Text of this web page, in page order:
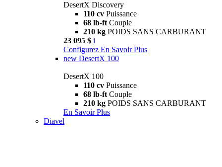
DesertX Discovery
110 cv Puissance
68 lb-ft Couple
210 kg POIDS SANS CARBURANT
23 095 $ i
Configurez En Savoir Plus
new DesertX 100
DesertX 100
110 cv Puissance
68 lb-ft Couple
210 kg POIDS SANS CARBURANT
En Savoir Plus
Diavel